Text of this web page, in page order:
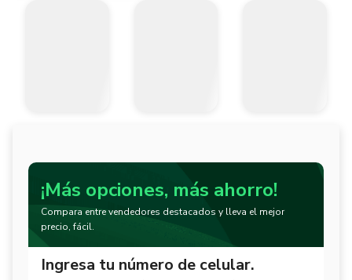
¡Más opciones, más ahorro!
Compara entre vendedores destacados y lleva el mejor
precio, fácil.
Ingresa tu número de celular.